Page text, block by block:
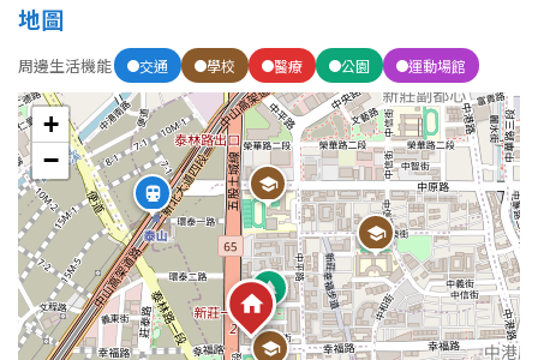
售價
地圖
周邊生活機能 交通 學校 醫療 公園 運動場館
+
−